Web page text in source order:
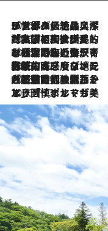
2026.8.8
リスボンの絶品スイーツ「パステル・デ・ナタ」とは？ポルトガル伝統の奥深い世界へ
2026.7.27
「私の祖国はポルトガル語です」国民的詩人フェルナンド・ペソアと、彼が愛した文学の街を歩く
2026.7.26
ポルトガル近海が育む極上の海の幸。キリリと冷えた白ワインと愉しむ、シーフード専門店の贅沢
2026.7.22
伝統の味をモダンに昇華。高感度な地元客が集う、リスボンの最旬ガストロノミー
2026.7.21
大航海時代の栄華から、震災、独裁、そして革命へ。ポルトガル・首都リスボンの石畳に刻まれた「歴史の光と影」
2026.7.13
エッセイ・ヤマザキマリ「慎ましくも美しき国 ポルトガル」